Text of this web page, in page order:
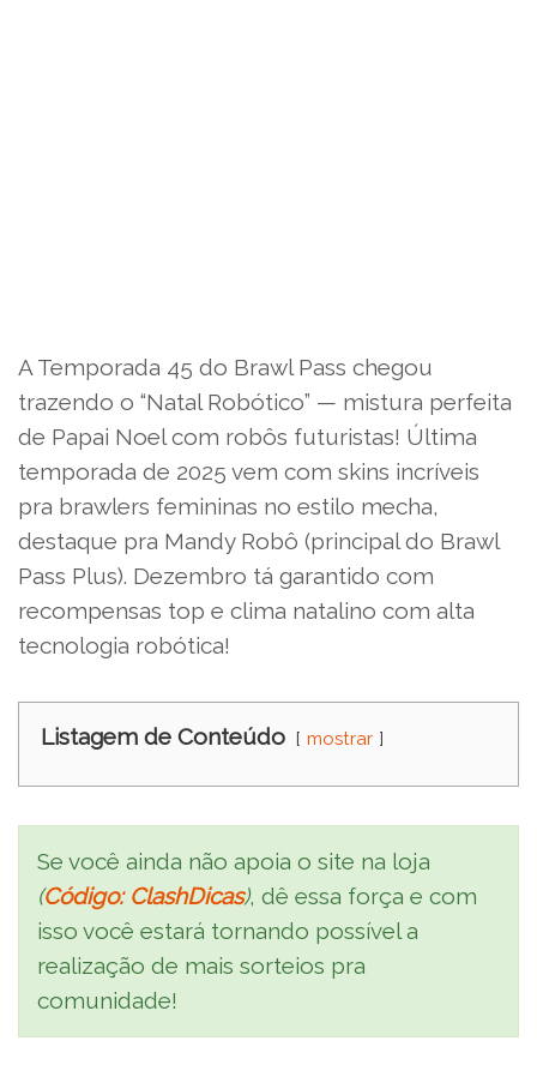
A Temporada 45 do Brawl Pass chegou
trazendo o “Natal Robótico” — mistura perfeita
de Papai Noel com robôs futuristas! Última
temporada de 2025 vem com skins incríveis
pra brawlers femininas no estilo mecha,
destaque pra Mandy Robô (principal do Brawl
Pass Plus). Dezembro tá garantido com
recompensas top e clima natalino com alta
tecnologia robótica!
Listagem de Conteúdo mostrar
Se você ainda não apoia o site na loja
(Código: ClashDicas), dê essa força e com
isso você estará tornando possível a
realização de mais sorteios pra
comunidade!